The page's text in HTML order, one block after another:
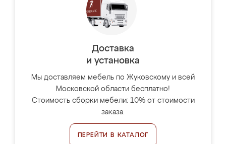
Доставка
и установка
Мы доставляем мебель по Жуковскому и всей
Московской области бесплатно!
Стоимость сборки мебели: 10% от стоимости
заказа.
ПЕРЕЙТИ В КАТАЛОГ